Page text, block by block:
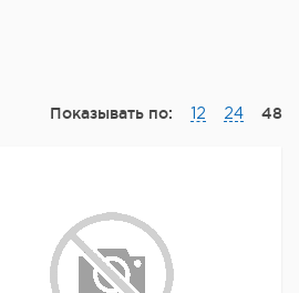
Показывать по: 12 24 48